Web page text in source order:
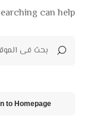
can help.
to Homepage